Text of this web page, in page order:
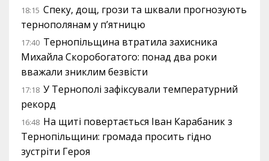
18:15 Спеку, дощ, грози та шквали прогнозують
тернополянам у п’ятницю
17:40 Тернопільщина втратила захисника
Михайла Скоробогатого: понад два роки
вважали зниклим безвісти
17:18 У Тернополі зафіксували температурний
рекорд
16:48 На щиті повертається Іван Карабаник з
Тернопільщини: громада просить гідно
зустріти Героя